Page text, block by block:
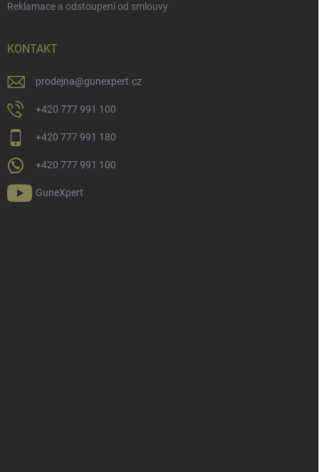
Reklamace a odstoupení od smlouvy
KONTAKT
prodejna@gunexpert.cz
+420 777 991 100
+420 777 991 180
+420 777 991 100
GuneXpert